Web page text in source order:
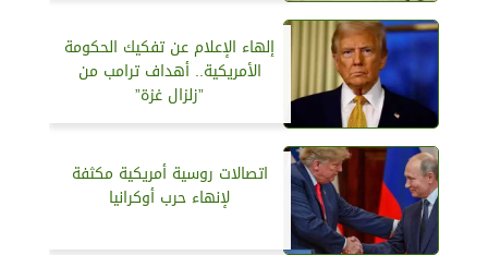
إلهاء الإعلام عن تفكيك الحكومة
الأمريكية.. أهداف ترامب من
”زلزال غزة”
اتصالات روسية أمريكية مكثفة
لإنهاء حرب أوكرانيا